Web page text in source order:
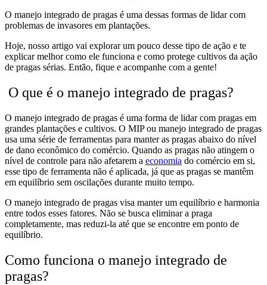
O manejo integrado de pragas é uma dessas formas de lidar com
problemas de invasores em plantações.
Hoje, nosso artigo vai explorar um pouco desse tipo de ação e te
explicar melhor como ele funciona e como protege cultivos da ação
de pragas sérias. Então, fique e acompanhe com a gente!
O que é o manejo integrado de pragas?
O manejo integrado de pragas é uma forma de lidar com pragas em
grandes plantações e cultivos. O MIP ou manejo integrado de pragas
usa uma série de ferramentas para manter as pragas abaixo do nível
de dano econômico do comércio. Quando as pragas não atingem o
nível de controle para não afetarem a economia do comércio em si,
esse tipo de ferramenta não é aplicada, já que as pragas se mantêm
em equilíbrio sem oscilações durante muito tempo.
O manejo integrado de pragas visa manter um equilíbrio e harmonia
entre todos esses fatores. Não se busca eliminar a praga
completamente, mas reduzi-la até que se encontre em ponto de
equilíbrio.
Como funciona o manejo integrado de
pragas?